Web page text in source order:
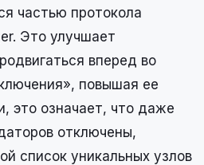
частью протокола
Это улучшает
вперед во
повышая ее
это означает, что даже
отключены,
список уникальных узлов